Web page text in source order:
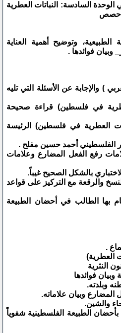
الوحدة السادسة: النباتات العطرية
الطبيعية، وتوضيح أهمية العناية
وبيان فوائدها .
) والإجابة عن الأسئلة التي تليه
في فلسطين) قراءة صحيحة
العطرية في فلسطين) الرئيسة
الفلسطيني أحمد حسين مفلح .
رفع الفعل المضارع وعلامات
بالشكل الصحيح غيباً.
والرقعة مع التركيز على قواعد
بها الطالب في أحضان الطبيعة
.
العطرية)
النثرية
وبيان فوائدها
وبلدته.
المضارع وبيان علاماته.
والشين.
الطبيعة الفلسطينية شفوياً